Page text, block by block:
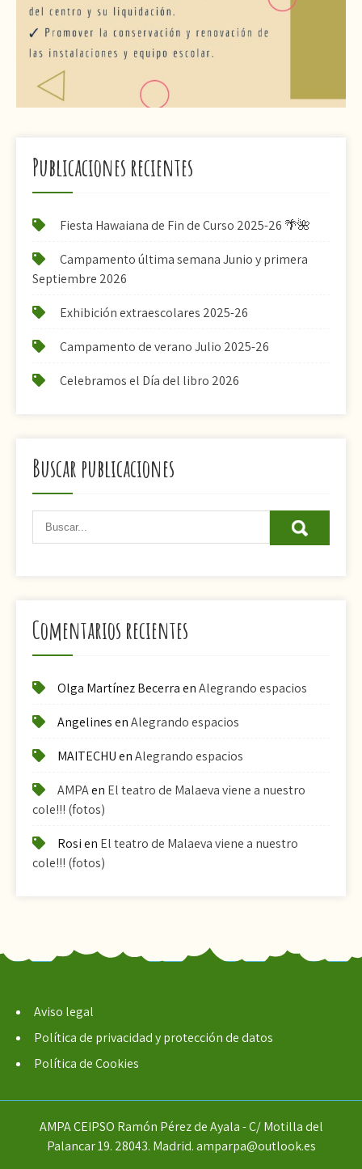
Publicaciones recientes
Fiesta Hawaiana de Fin de Curso 2025-26 🌴🌺
Campamento última semana Junio y primera
Septiembre 2026
Exhibición extraescolares 2025-26
Campamento de verano Julio 2025-26
Celebramos el Día del libro 2026
Buscar publicaciones
Comentarios recientes
Olga Martínez BecerraenAlegrando espacios
AngelinesenAlegrando espacios
MAITECHUenAlegrando espacios
AMPAen El teatro de Malaeva viene a nuestro
cole!!! (fotos)
Rosien El teatro de Malaeva viene a nuestro
cole!!! (fotos)
Aviso legal
Política de privacidad y protección de datos
Política de Cookies
AMPA CEIPSO Ramón Pérez de Ayala - C/ Motilla del
Palancar 19. 28043. Madrid. amparpa@outlook.es